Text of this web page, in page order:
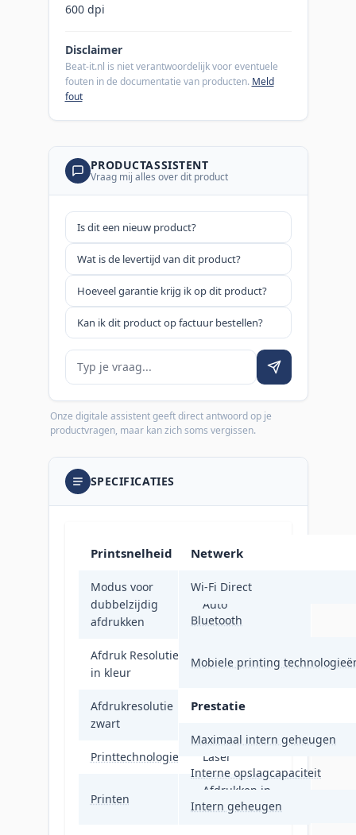
600 dpi
Disclaimer
Beat-it.nl is niet verantwoordelijk voor eventuele
fouten in de documentatie van producten. Meld
fout
PRODUCTASSISTENT
Vraag mij alles over dit product
Is dit een nieuw product?
Wat is de levertijd van dit product?
Hoeveel garantie krijg ik op dit product?
Kan ik dit product op factuur bestellen?
Je vraag
Onze digitale assistent geeft direct antwoord op je
productvragen, maar kan zich soms vergissen.
SPECIFICATIES
Printsnelheid
Modus voor
dubbelzijdig
afdrukken
Auto
Afdruk Resolutie
in kleur
600 x 600 DPI
Afdrukresolutie
zwart
600 x 600 DPI
Printtechnologie Laser
Printen
Afdrukken in
kleur
Netwerk
Wi-Fi Direct
Bluetooth
Mobiele printing
Prestatie
Maximaal intern geheugen
Interne opslagcapaciteit
Intern geheugen